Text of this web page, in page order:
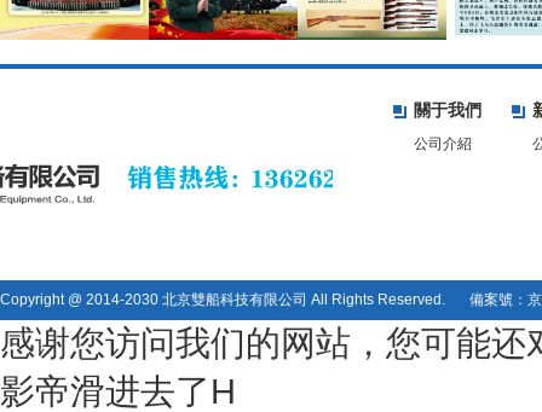
關于我們
公司介紹
Copyright @ 2014-2030 北京雙船科技有限公司 All Rights Reserved. 備案號：
感谢您访问我们的网站，您可能还
影帝滑进去了H